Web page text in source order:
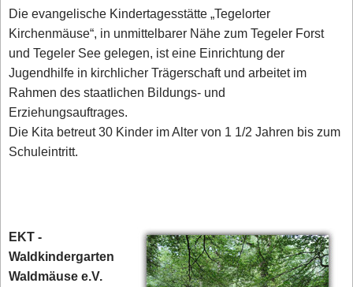
Die evangelische Kindertagesstätte „Tegelorter
Kirchenmäuse“, in unmittelbarer Nähe zum Tegeler Forst
und Tegeler See gelegen, ist eine Einrichtung der
Jugendhilfe in kirchlicher Trägerschaft und arbeitet im
Rahmen des staatlichen Bildungs- und
Erziehungsauftrages.
Die Kita betreut 30 Kinder im Alter von 1 1/2 Jahren bis zum
Schuleintritt.
EKT -
Waldkindergarten
Waldmäuse e.V.